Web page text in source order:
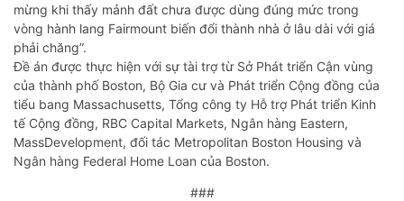
mừng khi thấy mảnh đất chưa được dùng đúng mức trong
vòng hành lang Fairmount biến đổi thành nhà ở lâu dài với giá
phải chăng”.
Đề án được thực hiện với sự tài trợ từ Sở Phát triển Cận vùng
của thành phố Boston, Bộ Gia cư và Phát triển Cộng đồng của
tiểu bang Massachusetts, Tổng công ty Hỗ trợ Phát triển Kinh
tế Cộng đồng, RBC Capital Markets, Ngân hàng Eastern,
MassDevelopment, đối tác Metropolitan Boston Housing và
Ngân hàng Federal Home Loan của Boston.
###